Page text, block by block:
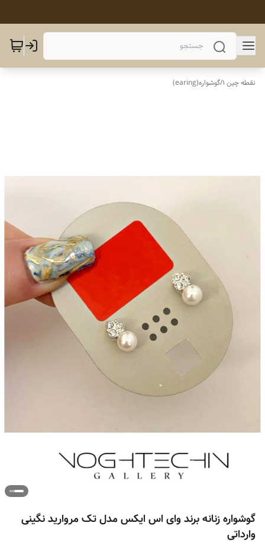
نقطه چین 1 /گوشواره(earing)
گوشواره زنانه برند وای اس ایکس مدل تک مروارید نگینی
وارداتی